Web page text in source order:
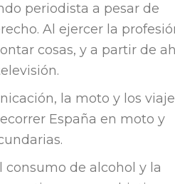
periodista a pesar de
Al ejercer la
cosas, y a partir de
la moto y los
España en moto y
consumo de alcohol y la